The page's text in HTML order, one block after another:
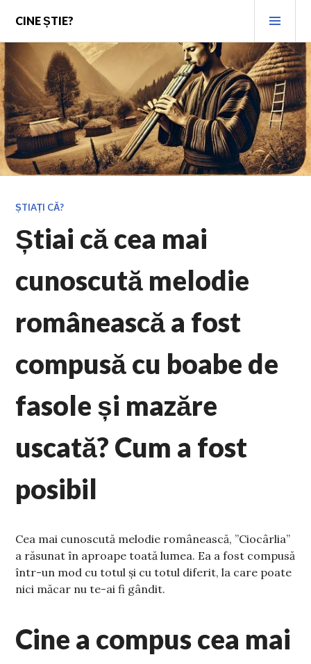
content
CINE ȘTIE?
ȘTIAȚI CĂ?
Știai că cea mai
cunoscută melodie
românească a fost
compusă cu boabe de
fasole și mazăre
uscată? Cum a fost
posibil
Cea mai cunoscută melodie românească, ”Ciocârlia”
a răsunat în aproape toată lumea. Ea a fost compusă
într-un mod cu totul și cu totul diferit, la care poate
nici măcar nu te-ai fi gândit.
Cine a compus cea mai